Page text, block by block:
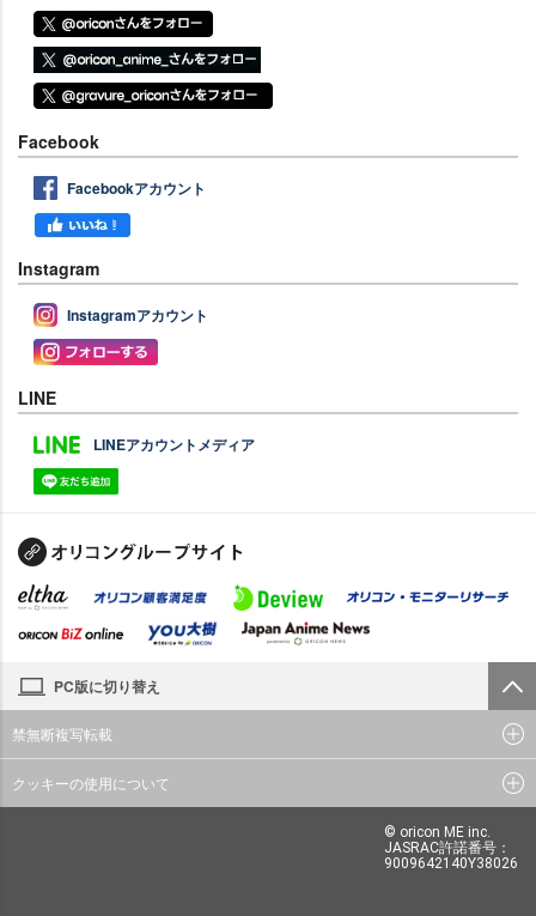
Facebook
Facebookアカウント
Instagram
Instagramアカウント
LINE
LINEアカウントメディア
PC版に切り替え
禁無断複写転載
クッキーの使用について
© oricon ME inc.
JASRAC許諾番号：
9009642140Y38026